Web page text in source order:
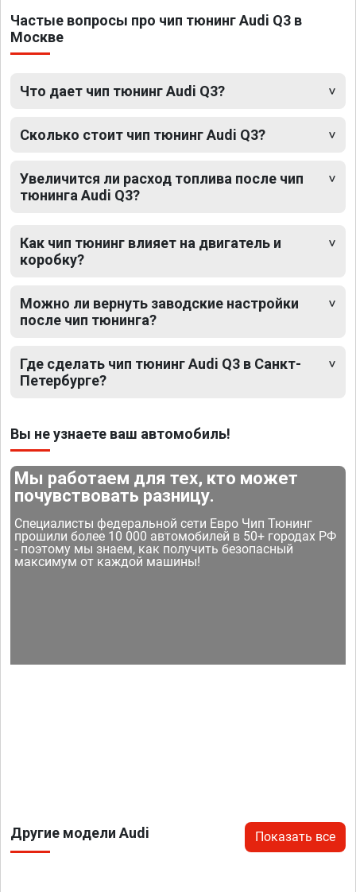
Частые вопросы про чип тюнинг Audi Q3 в
Москве
Что дает чип тюнинг Audi Q3?
Сколько стоит чип тюнинг Audi Q3?
Увеличится ли расход топлива после чип
тюнинга Audi Q3?
Как чип тюнинг влияет на двигатель и
коробку?
Можно ли вернуть заводские настройки
после чип тюнинга?
Где сделать чип тюнинг Audi Q3 в Санкт-
Петербурге?
Вы не узнаете ваш автомобиль!
Мы работаем для тех, кто может
почувствовать разницу.
Специалисты федеральной сети Евро Чип Тюнинг
прошили более 10 000 автомобилей в 50+ городах РФ
- поэтому мы знаем, как получить безопасный
максимум от каждой машины!
Другие модели Audi Показать все